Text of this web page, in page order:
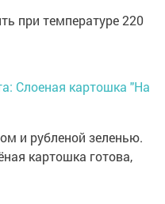
при температуре 220
и рубленой зеленью.
картошка готова,